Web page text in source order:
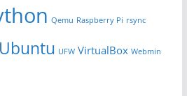
Qemu Raspberry Pi rsync
Ubuntu UFW VirtualBox Webmin